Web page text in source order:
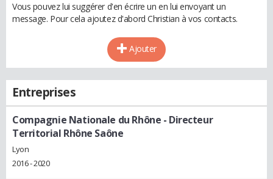
Vous pouvez lui suggérer d'en écrire un en lui envoyant un
message. Pour cela ajoutez d'abord Christian à vos contacts.
Ajouter
Entreprises
Compagnie Nationale du Rhône - Directeur
Territorial Rhône Saône
Lyon
2016 - 2020